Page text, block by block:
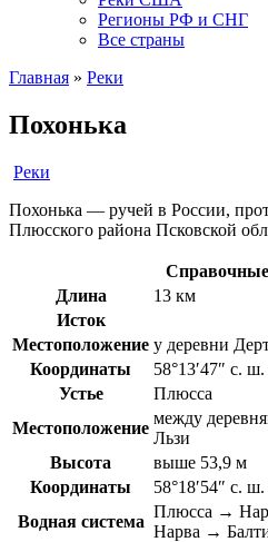
Регионы РФ и СНГ
Все страны
Главная » Реки
Похонька
Реки
Похонька — ручей в России,
Плюсского района Псковской
Длина
13 км
Исток
Местоположение у деревни
Координаты
58°13′47″ с.
Устье
Плюсса
Местоположение
между
Льзи
Высота
выше 53,9 м
Координаты
58°18′54″ с.
Водная система
Плюсса →
Нарва →